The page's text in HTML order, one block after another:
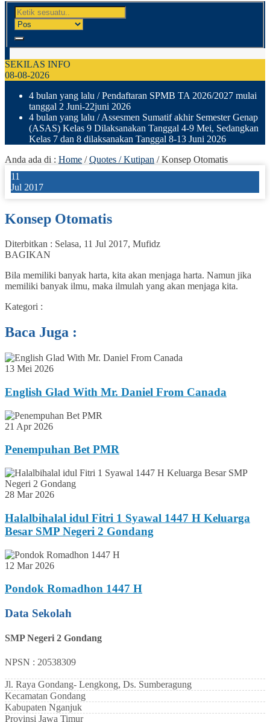
SEKILAS INFO
08-08-2026
4 bulan yang lalu / Pendaftaran SPMB TA 2026/2027 mulai
tanggal 2 Juni-22juni 2026
4 bulan yang lalu / Assesmen Sumatif akhir Semester Genap
(ASAS) Kelas 9 Dilaksanakan Tanggal 4-9 Mei, Sedangkan
Kelas 7 dan 8 dilaksanakan Tanggal 8-13 Juni 2026
Anda ada di : Home /Quotes / Kutipan /Konsep Otomatis
11
Jul 2017
Konsep Otomatis
Diterbitkan : Selasa, 11 Jul 2017, Mufidz
BAGIKAN
Bila memiliki banyak harta, kita akan menjaga harta. Namun jika
memiliki banyak ilmu, maka ilmulah yang akan menjaga kita.
Kategori :
Baca Juga :
13 Mei 2026
English Glad With Mr. Daniel From Canada
21 Apr 2026
Penempuhan Bet PMR
28 Mar 2026
Halalbihalal idul Fitri 1 Syawal 1447 H Keluarga
Besar SMP Negeri 2 Gondang
12 Mar 2026
Pondok Romadhon 1447 H
Data Sekolah
SMP Negeri 2 Gondang
NPSN : 20538309
Jl. Raya Gondang- Lengkong, Ds. Sumberagung
Kecamatan Gondang
Kabupaten Nganjuk
Provinsi Jawa Timur